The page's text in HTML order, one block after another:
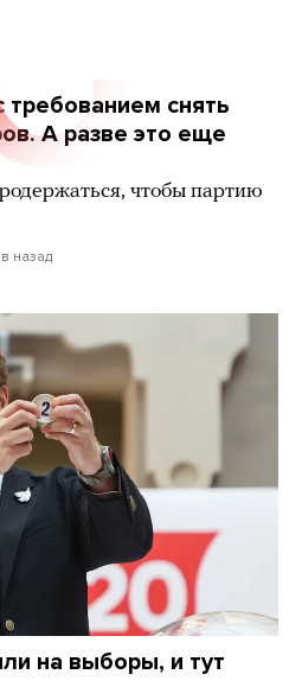
требованием снять
А разве это еще
чтобы партию
назад
на выборы, и тут